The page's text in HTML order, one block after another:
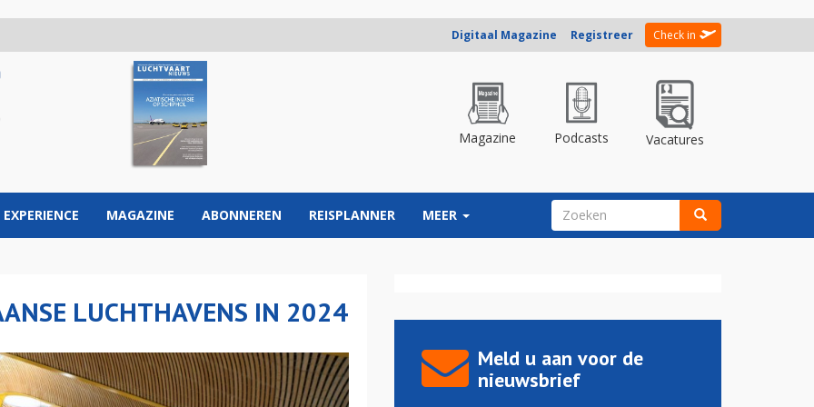
Digitaal Magazine Registreer Check in
Magazine Podcasts Vacatures
EXPERIENCE MAGAZINE ABONNEREN REISPLANNER MEER ZOEKVELD
LUCHTHAVENS IN 2024
Meld u aan voor de
nieuwsbrief